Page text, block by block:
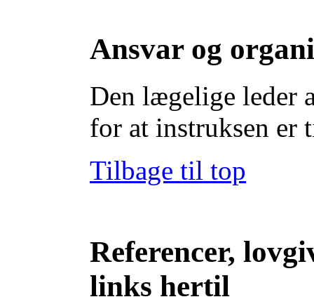
Ansvar og
Den lægelige leder
for at instruksen er
Tilbage til top
Referencer,
links hertil